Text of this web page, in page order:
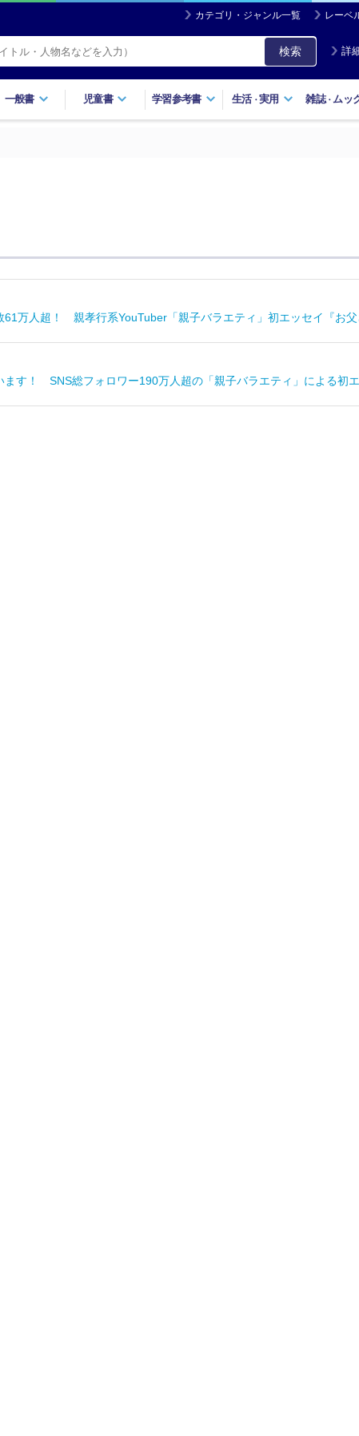
カテゴリ・ジャンル一覧 レーベ
検索 詳
一般書 児童書 学習参考書 生活・実用 雑誌・ ムッ
61万人超！ 親孝行系YouTuber「親子バラエティ」初エッセイ『お
ます！ SNS総フォロワー190万人超の「親子バラエティ」による初